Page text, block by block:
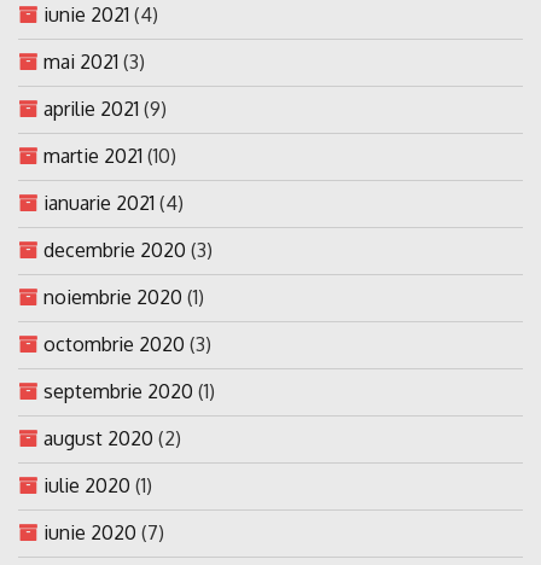
iunie 2021 (4)
mai 2021 (3)
aprilie 2021 (9)
martie 2021 (10)
ianuarie 2021 (4)
decembrie 2020 (3)
noiembrie 2020 (1)
octombrie 2020 (3)
septembrie 2020 (1)
august 2020 (2)
iulie 2020 (1)
iunie 2020 (7)